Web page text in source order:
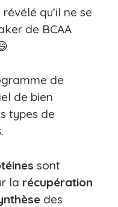
qu’il ne se
de BCAA
de
de bien
types de
sont
la récupération
des